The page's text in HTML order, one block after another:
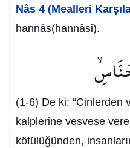
Nâs 4 (Mealleri
hannâs(hannâsi).
(1-6) De ki: “Cinlerden
kalplerine vesvese
kötülüğünden,